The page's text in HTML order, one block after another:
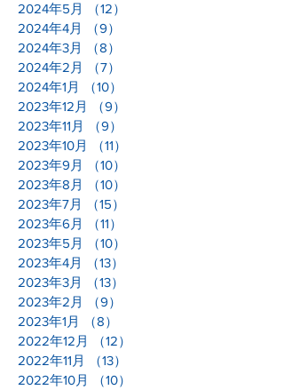
2024年5月
（12）
2024年4月
（9）
2024年3月
（8）
2024年2月
（7）
2024年1月
（10）
2023年12月
（9）
2023年11月
（9）
2023年10月
（11）
2023年9月
（10）
2023年8月
（10）
2023年7月
（15）
2023年6月
（11）
2023年5月
（10）
2023年4月
（13）
2023年3月
（13）
2023年2月
（9）
2023年1月
（8）
2022年12月
（12）
2022年11月
（13）
2022年10月
（10）